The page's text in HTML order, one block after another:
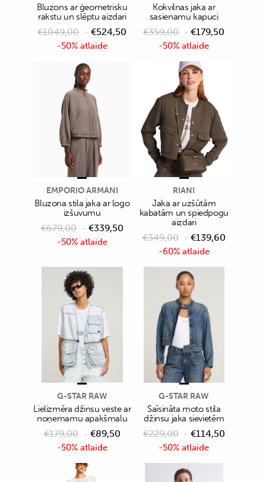
-50% atlaide
Bluzons ar ģeometrisku
rakstu un slēptu aizdari
€1049,00 €524,50
-50% atlaide
Kokvilnas jaka ar
sasienamu kapuci
€359,00 €179,50
-50% atlaide
EMPORIO ARMANI
Bluzona stila jaka ar logo
izšuvumu
€679,00 €339,50
-60% atlaide
RIANI
Jaka ar uzšūtām
kabatām un spiedpogu
aizdari
€349,00 €139,60
-50% atlaide
G-STAR RAW
Lielizmēra džinsu veste ar
noņemamu apakšmalu
€179,00 €89,50
-50% atlaide
G-STAR RAW
Saīsināta moto stila
džinsu jaka sievietēm
€229,00 €114,50